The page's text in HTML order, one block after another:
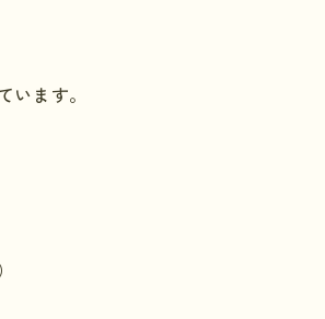
ます。